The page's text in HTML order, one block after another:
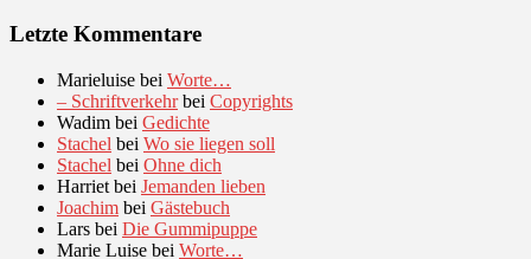
Letzte Kommentare
Marieluise bei Worte…
– Schriftverkehrbei Copyrights
Wadim bei Gedichte
Stachel bei Wo sie liegen soll
Stachel bei Ohne dich
Harriet bei Jemanden lieben
Joachim bei Gästebuch
Lars bei Die Gummipuppe
Marie Luise bei Worte…